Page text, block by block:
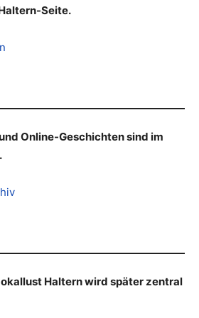
Seite.
Online-Geschichten sind im
Haltern wird später zentral